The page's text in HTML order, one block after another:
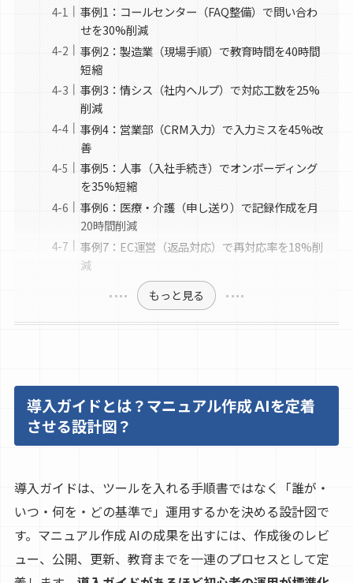
事例1：コールセンター（FAQ整備）で問い合わ
せを30%削減
事例2：製造業（現場手順）で教育時間を40時間
短縮
事例3：情シス（社内ヘルプ）で対応工数を25%
削減
事例4：営業部（CRM入力）で入力ミスを45%改
善
事例5：人事（入社手続き）でオンボーディング
を35%短縮
事例6：医療・介護（申し送り）で記録作成を月
20時間削減
事例7：EC運営（返品対応）で再対応率を18%削
減
もっと見る
導入ガイドとは？マニュアル作成 AIを定着
させる設計図？
導入ガイドは、ツールを入れる手順書ではなく「誰が・
いつ・何を・どの基準で」運用するかを決める設計図で
す。マニュアル作成 AIの成果を出すには、作成後のレビ
ュー、公開、更新、教育までを一連のプロセスとして定